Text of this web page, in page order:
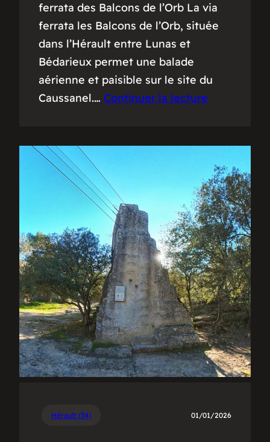
ferrata des Balcons de l’Orb La via
ferrata les Balcons de l’Orb, située
dans l’Hérault entre Lunas et
Bédarieux permet une balade
aérienne et paisible sur le site du
Caussanel.… Continuer la lecture
Hérault (34) 01/01/2026